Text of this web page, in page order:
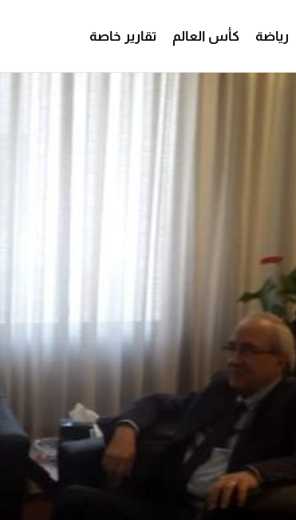
رياضة كأس العالم تقارير خاصة